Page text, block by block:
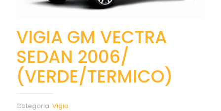
VIGIA GM VECTRA
SEDAN 2006/
(VERDE/TERMICO)
Categoria: Vigia